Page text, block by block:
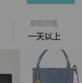
聊聊回覆
一天以上